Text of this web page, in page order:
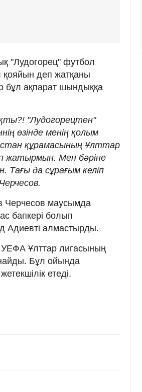
"Лудогорец" футбол
қояйын деп жатқаны
бұл ақпарат шындыққа
"Лудогорецтен"
өзінде менің қолым
құрамасының Ұлттар
жатырмын. Мен бәріне
да сұрағым келіп
Черчесов маусымда
бапкері болып
Адиевті алмастырды.
УЕФА Ұлттар лигасының
Бұл ойында
етеді.